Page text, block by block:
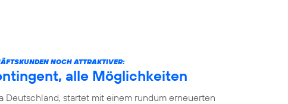
NOCH ATTRAKTIVER:
alle Möglichkeiten
Deutschland, startet mit einem rundum erneuerten